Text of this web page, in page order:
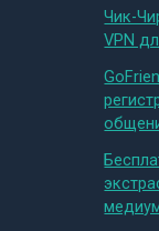
Чик-
VPN